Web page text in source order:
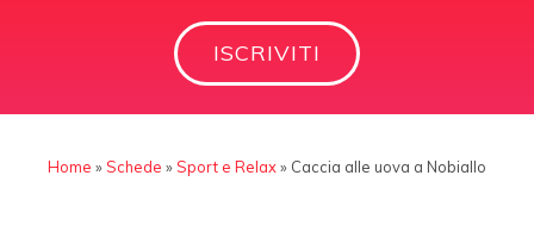
ISCRIVITI
Home »Schede »Sport e Relax» Caccia alle uova a Nobiallo